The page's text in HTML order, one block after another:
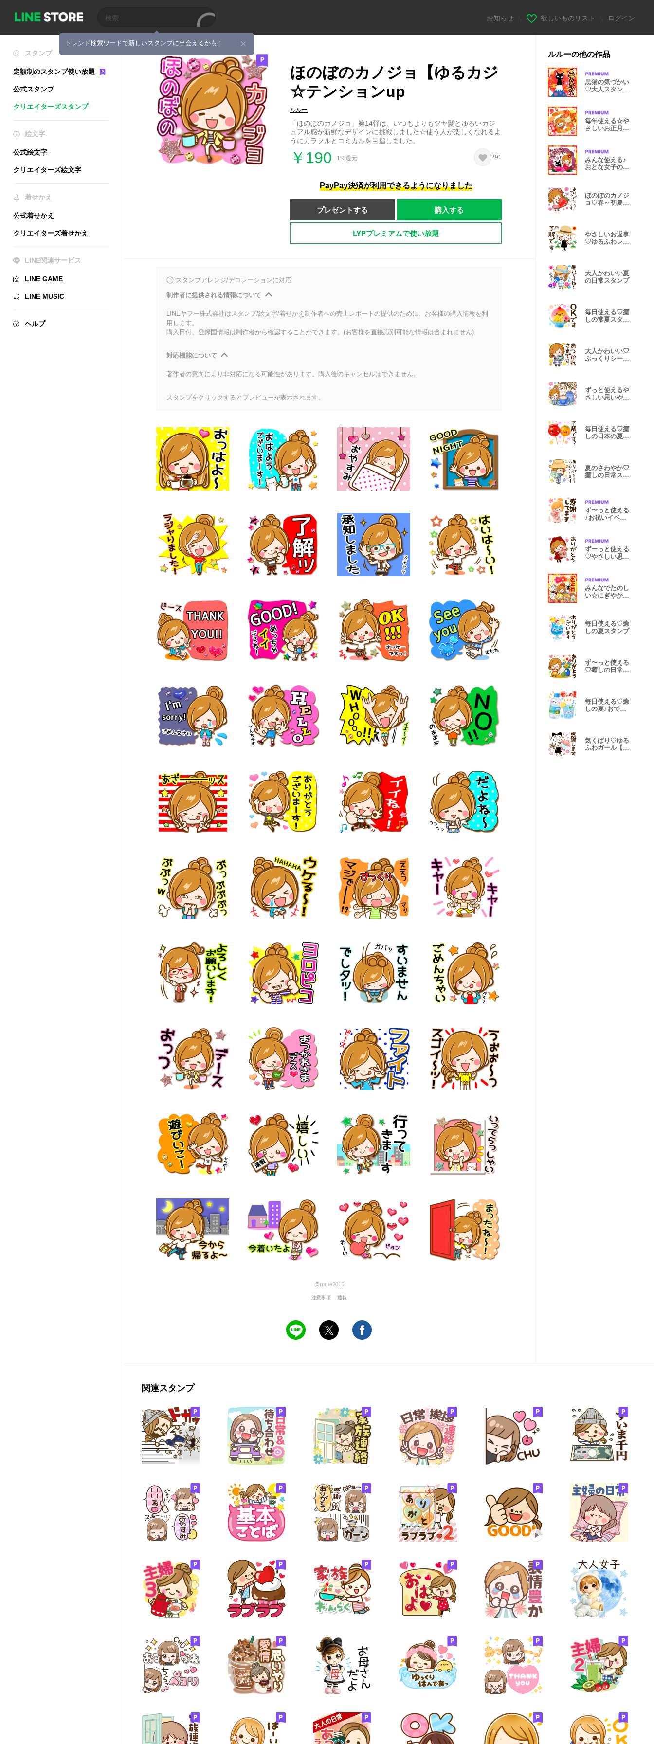
トレンド検索ワードで新しいスタンプに出会えるかも！
お知らせ 欲しいものリスト ログイン
スタンプ
定額制のスタンプ使い放題
公式スタンプ
クリエイターズスタンプ
絵文字
公式絵文字
クリエイターズ絵文字
着せかえ
公式着せかえ
クリエイターズ着せかえ
LINE関連サービス
LINE GAME
LINE MUSIC
ヘルプ
ほのぼのカノジョ【ゆるカジ
☆テンションup
ルルー
「ほのぼのカノジョ」第14弾は、いつもよりもツヤ髪とゆるいカジ
ュアル感が新鮮なデザインに挑戦しました☆使う人が楽しくなれるよ
うにカラフルとコミカルを目指しました。
￥190 1%還元 291
PayPay決済が利用できるようになりました
プレゼントする 購入する
LYPプレミアムで使い放題
スタンプアレンジ/デコレーションに対応
制作者に提供される情報について
LINEヤフー株式会社はスタンプ/絵文字/着せかえ制作者への売上レポートの提供のために、お客様の購入情報を利
用します。
購入日付、登録国情報は制作者から確認することができます。(お客様を直接識別可能な情報は含まれません)
対応機能について
著作者の意向により非対応になる可能性があります。購入後のキャンセルはできません。
スタンプをクリックするとプレビューが表示されます。
@rurue2016
注意事項 通報
ルルーの他の作品
黒猫の気づかい
♡大人スタンプ
毎年使える☆や
さしいお正月ス
みんな使える♪
おとな女子の年
ほのぼのカノジ
ョ♡春～初夏♪
やさしいお返事
♡ゆるふわレデ
大人かわいい夏
の日常スタンプ
毎日使える♡癒
しの常夏スタン
大人かわいい♡
ぷっくりシール
ずっと使えるや
さしい思いやり
毎日使える♡癒
しの日本の夏ス
夏のさわやか♡
癒しの日常スタ
ず〜っと使える
♪お祝いイベン
ずーっと使える
♡やさしい思い
みんなでたのし
い☆にぎやかお
毎日使える♡癒
しの夏スタンプ
ず〜っと使える
♡癒しの日常ス
毎日使える♡癒
しの夏♪おでか
気くばり♡ゆる
ふわガール【丁
関連スタンプ